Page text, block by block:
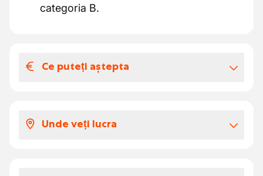
categoria B.
Ce puteți aștepta
În funcție de experiența ta, salariul este
Unde veți lucra